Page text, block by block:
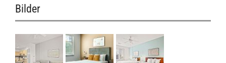
Bilder